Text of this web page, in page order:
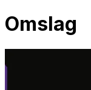
Omslag